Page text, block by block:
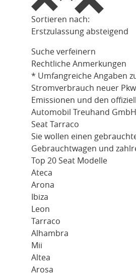
Sortieren nach:
Erstzulassung absteigend
Suche verfeinern
Rechtliche Anmerkungen
* Umfangreiche Angaben
Stromverbrauch neuer
Emissionen und den
Automobil Treuhand
Seat Tarraco
Sie wollen einen
Gebrauchtwagen und
Top 20 Seat Modelle
Ateca
Arona
Ibiza
Leon
Tarraco
Alhambra
Mii
Altea
Arosa